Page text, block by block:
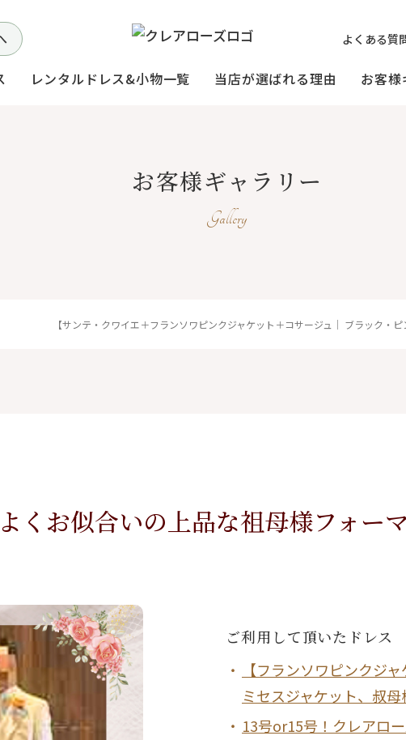
よくある質
レンタルドレス&小物一覧
フォーマルドレス
(40～50代の方向け)
当店が選ばれる理由 お客様
[宅配]
試着・レンタルの流れ
オーダードレス
お客様ギャラリー
Gallery
【サンテ・クワイエ＋フランソワピンクジャケット＋コサージュ｜ ブラック・
くお似合いの上品な祖母様フォー
ご利⽤して頂いたドレス
【フランソワピンクジ
ミセスジャケット、叔
13号or15号！クレアロ